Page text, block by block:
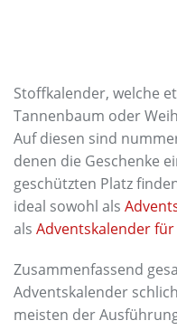
Stoffkalender, welche
Tannenbaum oder
Auf diesen sind
denen die Geschenke
geschützten Platz
ideal sowohl als
als Adventskalender
Zusammenfassend
Adventskalender
meisten der